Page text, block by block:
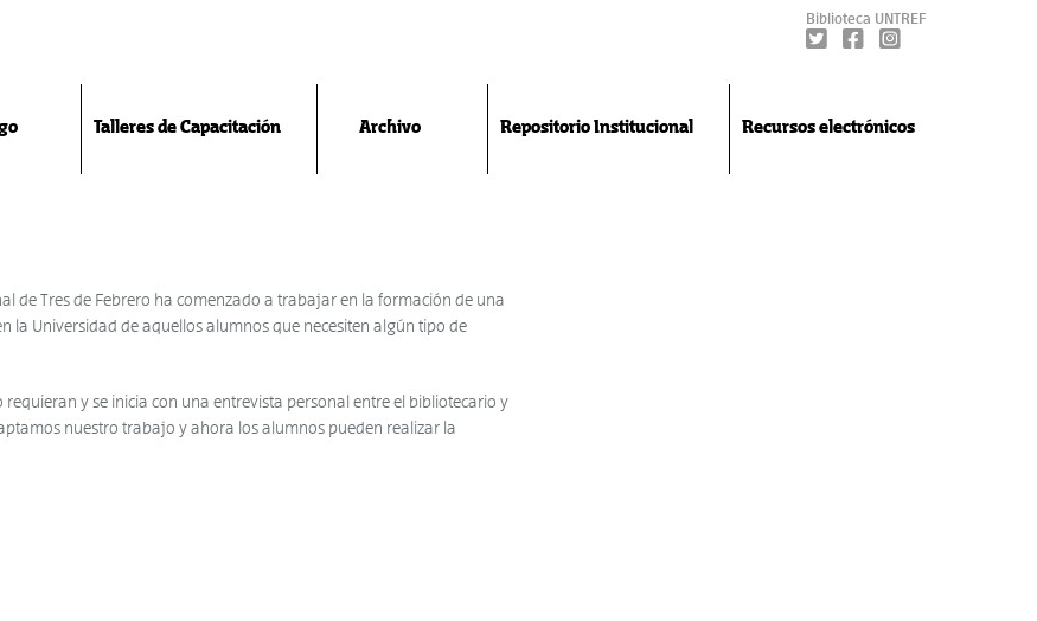
Biblioteca UNTREF
Talleres de Capacitación Archivo Repositorio Institucional Recursos electrónicos
de Tres de Febrero ha comenzado a trabajar en la formación de una
la Universidad de aquellos alumnos que necesiten algún tipo de
y se inicia con una entrevista personal entre el bibliotecario y
nuestro trabajo y ahora los alumnos pueden realizar la